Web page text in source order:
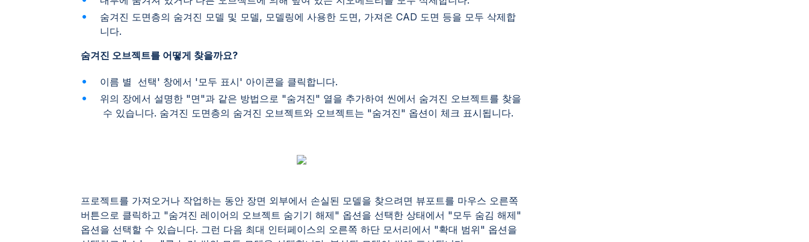
숨겨진 도면층의 숨겨진 모델 및 모델, 모델링에 사용한 도면, 가져온 CAD 도면 등을 모두 삭제합
니다.
숨겨진 오브젝트를 어떻게 찾을까요?
이름 별 선택' 창에서 '모두 표시' 아이콘을 클릭합니다.
위의 장에서 설명한 "면"과 같은 방법으로 "숨겨진" 열을 추가하여 씬에서 숨겨진 오브젝트를 찾을
수 있습니다. 숨겨진 도면층의 숨겨진 오브젝트와 오브젝트는 "숨겨진" 옵션이 체크 표시됩니다.
프로젝트를 가져오거나 작업하는 동안 장면 외부에서 손실된 모델을 찾으려면 뷰포트를 마우스 오른쪽
버튼으로 클릭하고 "숨겨진 레이어의 오브젝트 숨기기 해제" 옵션을 선택한 상태에서 "모두 숨김 해제"
옵션을 선택할 수 있습니다. 그런 다음 최대 인터페이스의 오른쪽 하단 모서리에서 "확대 범위" 옵션을